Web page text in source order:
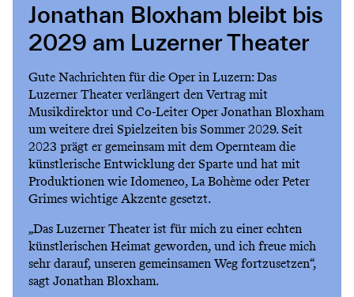
Jonathan Bloxham bleibt bis
2029 am Luzerner Theater
Gute Nachrichten für die Oper in Luzern: Das
Luzerner Theater verlängert den Vertrag mit
Musikdirektor und Co-Leiter Oper Jonathan Bloxham
um weitere drei Spielzeiten bis Sommer 2029. Seit
2023 prägt er gemeinsam mit dem Opernteam die
künstlerische Entwicklung der Sparte und hat mit
Produktionen wie Idomeneo, La Bohème oder Peter
Grimes wichtige Akzente gesetzt.
„Das Luzerner Theater ist für mich zu einer echten
künstlerischen Heimat geworden, und ich freue mich
sehr darauf, unseren gemeinsamen Weg fortzusetzen“,
sagt Jonathan Bloxham.